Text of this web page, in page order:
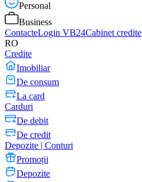
Personal
Business
ContacteLogin VB24Cabinet credite
RO
Credite
Imobiliar
De consum
La card
Carduri
De debit
De credit
Depozite | Conturi
Promoții
Depozite